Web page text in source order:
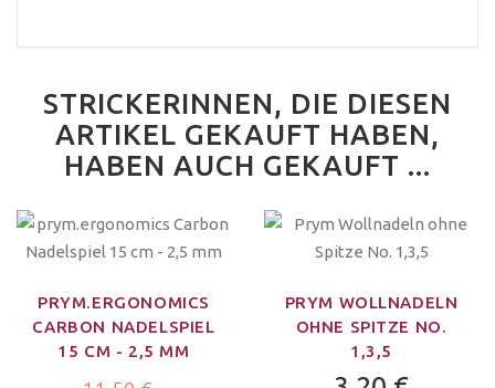
STRICKERINNEN, DIE DIESEN
ARTIKEL GEKAUFT HABEN,
HABEN AUCH GEKAUFT ...
PRYM.ERGONOMICS
CARBON NADELSPIEL
15 CM - 2,5 MM
PRYM WOLLNADELN
OHNE SPITZE NO.
1,3,5